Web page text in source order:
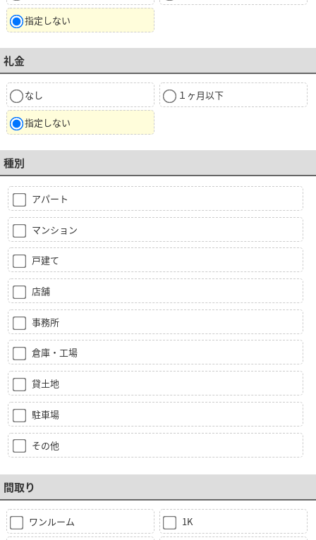
指定しない
礼金
なし １ヶ月以下
指定しない
種別
アパート
マンション
戸建て
店舗
事務所
倉庫・工場
貸土地
駐車場
その他
間取り
ワンルーム 1K